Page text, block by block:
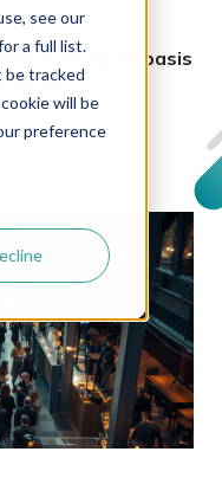
see our
a full list.
be tracked
will be
preference
Scienta de basis